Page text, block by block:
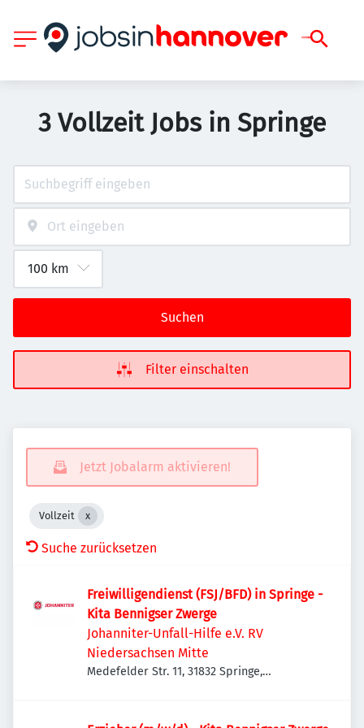
3 Vollzeit Jobs in Springe
Suchen
Filter einschalten
Jetzt Jobalarm aktivieren!
Vollzeit
Suche zurücksetzen
Freiwilligendienst (FSJ/BFD) in Springe -
Kita Bennigser Zwerge
Johanniter-Unfall-Hilfe e.V. RV
Niedersachsen Mitte
Medefelder Str. 11, 31832 Springe,